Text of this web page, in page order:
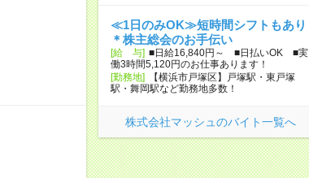
≪1日のみOK≫短時間シフトもあり
＊株主総会のお手伝い
[給 与] ■日給16,840円～ ■日払いOK ■実
働3時間5,120円のお仕事あります！
[勤務地]
【横浜市戸塚区】戸塚駅・東戸塚
駅・舞岡駅など勤務地多数！
株式会社マッシュのバイト一覧へ